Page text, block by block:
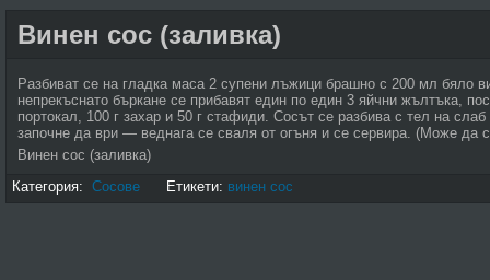
Винен сос (заливка)
Разбиват се на гладка маса 2 супени лъжици брашно с 200 мл бяло
непрекъснато бъркане се прибавят един по един 3 яйчни жълтъка,
портокал, 100 г захар и 50 г стафиди. Сосът се разбива с тел на
започне да ври — веднага се сваля от огъня и се сервира. (Може да
Винен сос (заливка)
Категория: Сосове Етикети: винен сос